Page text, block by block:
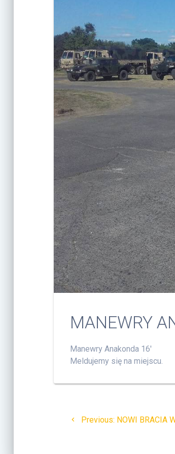
MANEWRY
Manewry Anakonda 16′
Meldujemy się na miejscu.
Nawigacja
Previous: Previous
NOWI BRACIA